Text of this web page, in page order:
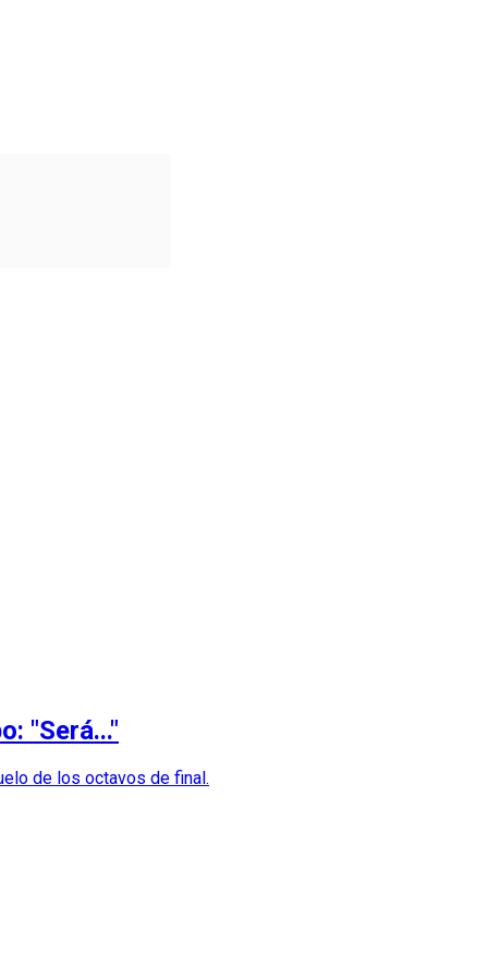
"Será..."
de los octavos de final.